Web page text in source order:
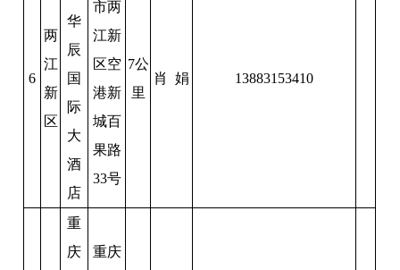
6
两
江
新
区
华
辰
国
际
大
酒
店
市两
江新
区空
港新
城百
果路
33号
7公
里
肖 娟 13883153410
重
庆
重庆